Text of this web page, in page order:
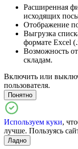
Расширенная
исходящих
Отображение
Выгрузка
формате Excel
Возможность
складам.
Включить или
пользователя.
Понятно
Используем куки,
лучше. Пользуясь
Ладно